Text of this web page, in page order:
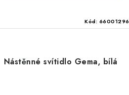
Kód: 66001296
Nástěnné svítidlo Gema, bílá